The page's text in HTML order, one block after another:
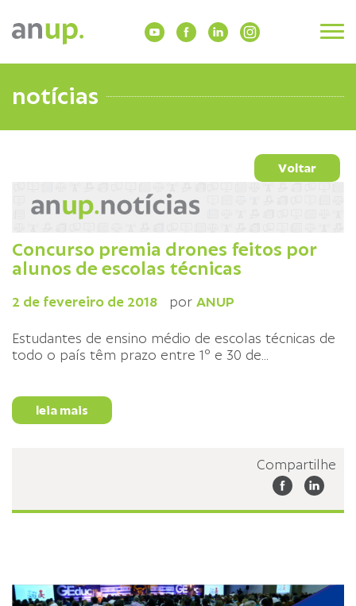
notícias
Voltar
Concurso premia drones feitos por
alunos de escolas técnicas
2 de fevereiro de 2018 por ANUP
Estudantes de ensino médio de escolas técnicas de
todo o país têm prazo entre 1º e 30 de...
leia mais
Compartilhe